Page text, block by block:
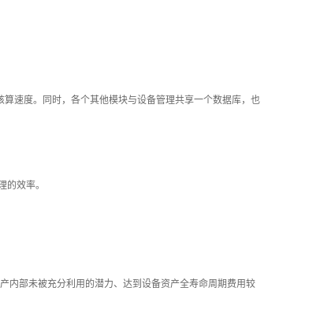
速度。同时，各个其他模块与设备管理共享一个数据库，也
效率。
内部未被充分利用的潜力、达到设备资产全寿命周期费用较